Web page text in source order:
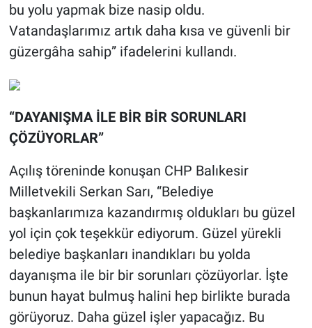
bu yolu yapmak bize nasip oldu.
Vatandaşlarımız artık daha kısa ve güvenli bir
güzergâha sahip” ifadelerini kullandı.
“DAYANIŞMA İLE BİR BİR SORUNLARI
ÇÖZÜYORLAR”
Açılış töreninde konuşan CHP Balıkesir
Milletvekili Serkan Sarı, “Belediye
başkanlarımıza kazandırmış oldukları bu güzel
yol için çok teşekkür ediyorum. Güzel yürekli
belediye başkanları inandıkları bu yolda
dayanışma ile bir bir sorunları çözüyorlar. İşte
bunun hayat bulmuş halini hep birlikte burada
görüyoruz. Daha güzel işler yapacağız. Bu